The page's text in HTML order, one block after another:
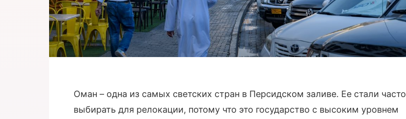
Оман – одна из самых светских стран в Персидском заливе. Ее стали часто
выбирать для релокации, потому что это государство с высоким уровнем